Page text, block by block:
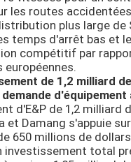
la qualité
les routes
plus large de
temps d'arrêt bas et
compétitif par
européennes.
de 1,2 milliard
demande
d'E&P de 1,2 milliard
et Damang s'appuie
650 millions de
investissement total